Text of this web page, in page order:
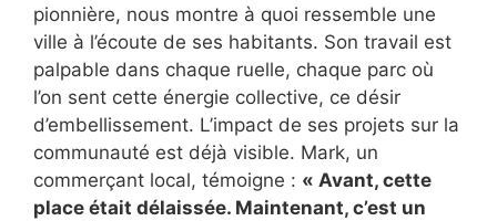
pionnière, nous montre à quoi ressemble une
ville à l’écoute de ses habitants. Son travail est
palpable dans chaque ruelle, chaque parc où
l’on sent cette énergie collective, ce désir
d’embellissement. L’impact de ses projets sur la
communauté est déjà visible. Mark, un
commerçant local, témoigne : « Avant, cette
place était délaissée. Maintenant, c’est un